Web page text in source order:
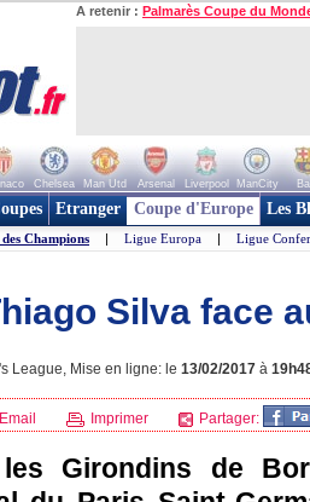
A retenir : Palmarès Coupe du
Chelsea Man Utd Arsenal Liverpool ManCity
Etranger Coupe d'Europe Les
Champions | Ligue Europa | Ligue
Silva face
League, Mise en ligne: le 13/02/2017 à
Email Imprimer Partager:
Girondins de